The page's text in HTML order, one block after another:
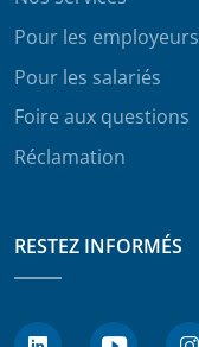
Pour les employeurs
Pour les salariés
Foire aux questions
Réclamation
RESTEZ INFORMÉS